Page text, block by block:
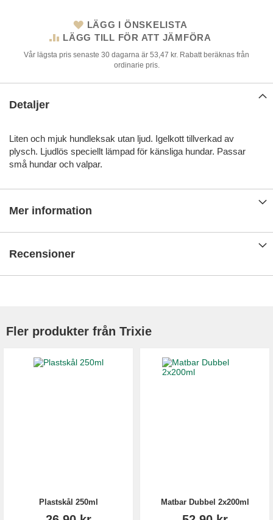
LÄGG I ÖNSKELISTA
LÄGG TILL FÖR ATT JÄMFÖRA
Vår lägsta pris senaste 30 dagarna är 53,47 kr. Rabatt beräknas från
ordinarie pris.
Detaljer
Liten och mjuk hundleksak utan ljud. Igelkott tillverkad av
plysch. Ljudlös speciellt lämpad för känsliga hundar. Passar
små hundar och valpar.
Mer information
Recensioner
Fler produkter från Trixie
Plastskål 250ml Matbar Dubbel 2x200ml